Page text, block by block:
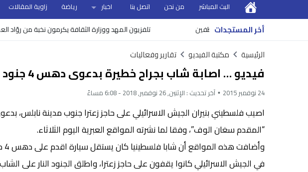
البث المباشر من نحن اتصل بنا اخبار رياضة زاوية المقالات
أخر المستجدات تلفزيون المهد ووزارة الثقافة يكرمون نخبة من روّاد العمل ونسبة صرف رواتب الموظفين
الرئيسية مكتبة الفيديو تقارير وفعاليات
فيديو … اصابة شاب بجراح خطيرة بدعوى دهس 4 جنود جنوب نابلس
24 نوفمبر 2015 آخر تحديث : الإثنين, 26 نوفمبر, 2018 - 6:08 مساءً
“المقدم سغان الوف”، وفقا لما نشرته المواقع العبرية اليوم الثلاثاء.
في الجيش الاسرائيلي كانوا يقفون على حاجز زعترا، واطلق الجنود النار على